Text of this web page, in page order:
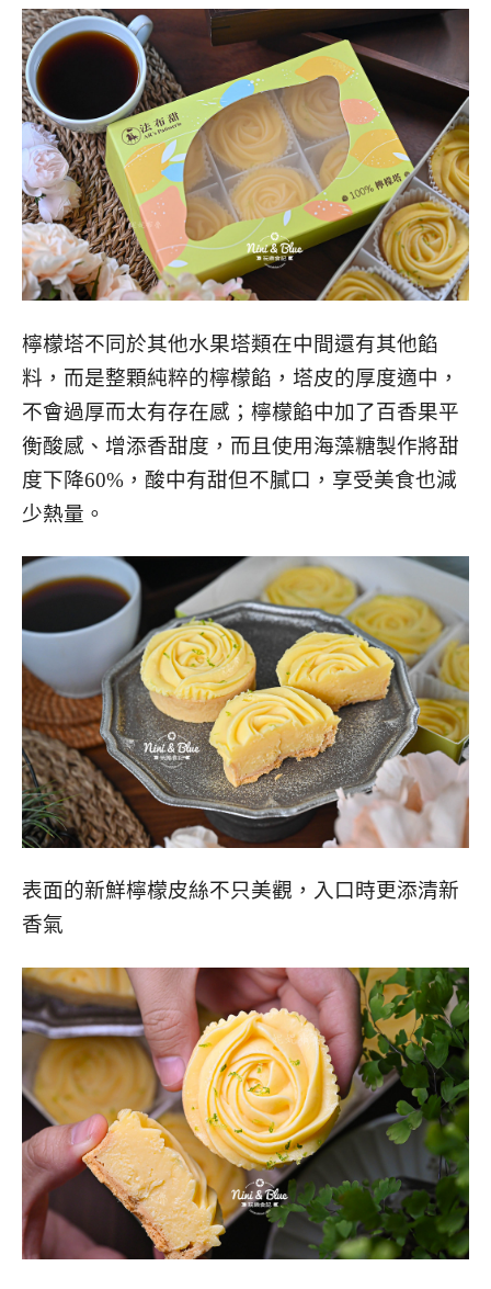
檸檬塔不同於其他水果塔類在中間還有其他餡
料，而是整顆純粹的檸檬餡，塔皮的厚度適中，
不會過厚而太有存在感；檸檬餡中加了百香果平
衡酸感、增添香甜度，而且使用海藻糖製作將甜
度下降60%，酸中有甜但不膩口，享受美食也減
少熱量。
表面的新鮮檸檬皮絲不只美觀，入口時更添清新
香氣